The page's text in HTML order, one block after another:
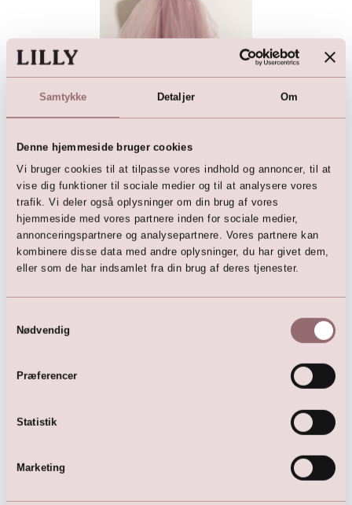
Samtykke Detaljer Om
Denne hjemmeside bruger cookies
Vi bruger cookies til at tilpasse vores indhold og annoncer, til at
vise dig funktioner til sociale medier og til at analysere vores
trafik. Vi deler også oplysninger om din brug af vores
hjemmeside med vores partnere inden for sociale medier,
annonceringspartnere og analysepartnere. Vores partnere kan
kombinere disse data med andre oplysninger, du har givet dem,
eller som de har indsamlet fra din brug af deres tjenester.
Nødvendig
Præferencer
Statistik
Marketing
LILLY Festkjole
1.899,00 DKK
Her er favoritterne
DKK